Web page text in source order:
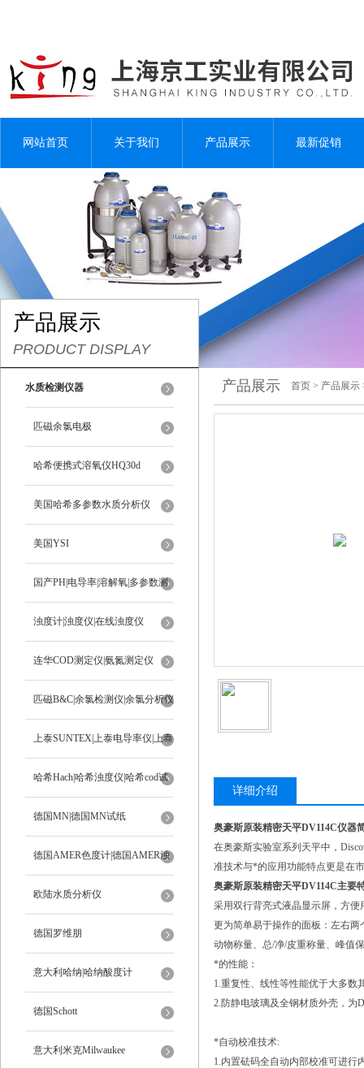
网站首页 关于我们 产品展示 最新促销
产品展示
PRODUCT DISPLAY
水质检测仪器
匹磁余氯电极
哈希便携式溶氧仪HQ30d
美国哈希多参数水质分析仪
美国YSI
国产PH|电导率|溶解氧|多参数测
定仪
浊度计|浊度仪|在线浊度仪
连华COD测定仪|氨氮测定仪
匹磁B&C|余氯检测仪|余氯分析仪
上泰SUNTEX|上泰电导率仪|上泰
ph计
哈希Hach|哈希浊度仪|哈希cod试
剂
德国MN|德国MN试纸
德国AMER色度计|德国AMER浊
度计
欧陆水质分析仪
德国罗维朋
意大利哈纳|哈纳酸度计
德国Schott
意大利米克Milwaukee
产品展示 首页 > 产品展示
详细介绍
奥豪斯原装精密天平DV114C仪器
在奥豪斯实验室系列天平中，
准技术与*的应用功能特点更是在
奥豪斯原装精密天平DV114C主要
采用双行背亮式液晶显示屏，方
更为简单易于操作的面板：左右两
动物称量、总/净/皮重称量、峰值
*的性能 ：
1.重复性、线性等性能优于大多数
2. 防静电玻璃及全钢材质外壳，为
*自动校准技术:
1.内置砝码全自动内部校准可进行